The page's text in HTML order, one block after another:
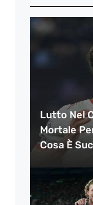
Lutto Nel
Mortale
Cosa È